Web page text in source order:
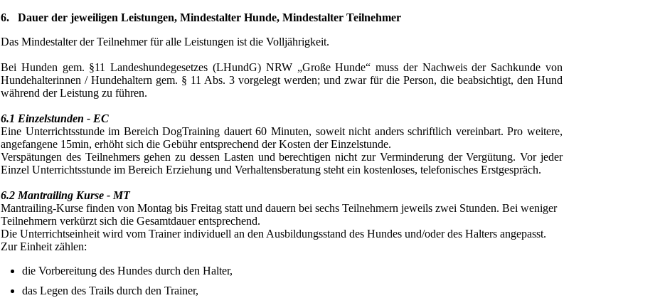
6. Dauer der jeweiligen Leistungen, Mindestalter Hunde, Mindestalter Teilnehmer
Das Mindestalter der Teilnehmer für alle Leistungen ist die Volljährigkeit.
Bei Hunden gem. §11 Landeshundegesetzes (LHundG) NRW „Große Hunde“ muss der Nachweis der Sachkunde von
Hundehalterinnen / Hundehaltern gem. § 11 Abs. 3 vorgelegt werden; und zwar für die Person, die beabsichtigt, den Hund
während der Leistung zu führen.
6.1 Einzelstunden - EC
Eine Unterrichtsstunde im Bereich DogTraining dauert 60 Minuten, soweit nicht anders schriftlich vereinbart. Pro weitere,
angefangene 15min, erhöht sich die Gebühr entsprechend der Kosten der Einzelstunde.
Verspätungen des Teilnehmers gehen zu dessen Lasten und berechtigen nicht zur Verminderung der Vergütung. Vor jeder
Einzel Unterrichtsstunde im Bereich Erziehung und Verhaltensberatung steht ein kostenloses, telefonisches Erstgespräch.
6.2 Mantrailing Kurse - MT
Mantrailing-Kurse finden von Montag bis Freitag statt und dauern bei sechs Teilnehmern jeweils zwei Stunden. Bei weniger
Teilnehmern verkürzt sich die Gesamtdauer entsprechend.
Die Unterrichtseinheit wird vom Trainer individuell an den Ausbildungsstand des Hundes und/oder des Halters angepasst.
Zur Einheit zählen:
die Vorbereitung des Hundes durch den Halter,
das Legen des Trails durch den Trainer,